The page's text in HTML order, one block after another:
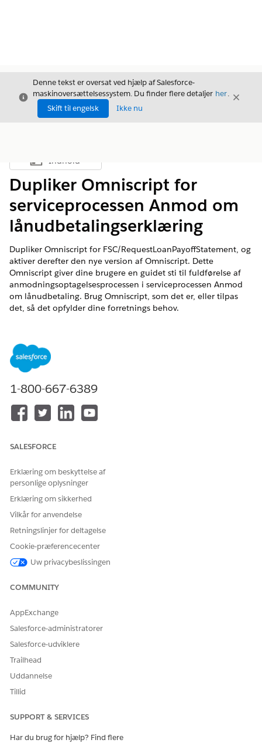
Luk
Denne tekst er oversat ved hjælp af Salesforce-
maskinoversættelsessystem. Du finder flere detaljer her.
Skift til engelsk
Ikke nu
Luk
Vis indholdsfortegnelse
Indhold
Dupliker Omniscript for
serviceprocessen Anmod om
lånudbetalingserklæring
Dupliker Omniscript for FSC/RequestLoanPayoffStatement, og
aktiver derefter den nye version af Omniscript. Dette
Omniscript giver dine brugere en guidet sti til fuldførelse af
anmodningsoptagelsesprocessen i serviceprocessen Anmod
om lånudbetaling. Brug Omniscript, som det er, eller tilpas
det, så det opfylder dine forretnings behov.
Tilgængelig i: Lightning Experience
Tilgængelig i:
hvor Financial Services Cloud er aktiveret
BRUGERTILLADELSER PÅKRÆVET
Omniscript for anmodning
Fra Appstarter skal du finde og vælge
Vælg
FSC/RequestLoanPayoffStatement
Klik påNy version
Klik påAktiver version
LØSTE DENNE ARTIKEL DIT PROBLEM?
1-800-667-6389
SALESFORCE
Erklæring om beskyttelse af
personlige oplysninger
Erklæring om sikkerhed
Vilkår for anvendelse
Retningslinjer for deltagelse
Cookie-præferencecenter
Uw privacybeslissingen
COMMUNITY
AppExchange
Salesforce-administratorer
Salesforce-udviklere
Trailhead
Uddannelse
Tillid
SUPPORT & SERVICES
Har du brug for hjælp? Find flere